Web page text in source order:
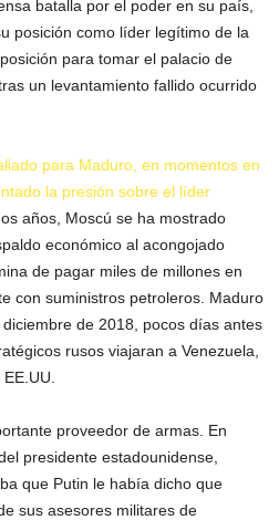
batalla por el poder en su país,
posición como líder legítimo de la
para tomar el palacio de
un levantamiento fallido ocurrido
para Maduro, en momentos en
la presión sobre el líder
años, Moscú se ha mostrado
económico al acongojado
de pagar miles de millones en
con suministros petroleros. Maduro
de 2018, pocos días antes
rusos viajaran a Venezuela,
proveedor de armas. En
presidente estadounidense,
que Putin le había dicho que
sus asesores militares de